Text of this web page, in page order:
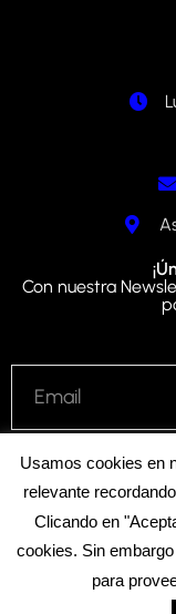
Con nuestra
He leído y acepto
Legalsegún la ley
Usamos cookies en
relevante
Clicando en
cookies. Sin
para